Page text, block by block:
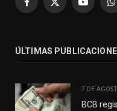
Facebook
X
YouTube
ÚLTIMAS
7 DE
BCB